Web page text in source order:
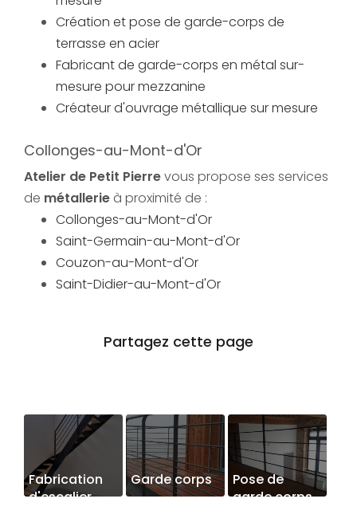
Création et pose de garde-corps de
terrasse en acier
Fabricant de garde-corps en métal sur-
mesure pour mezzanine
Créateur d'ouvrage métallique sur mesure
Collonges-au-Mont-d'Or
Atelier de Petit Pierrevous propose ses services
de métallerie à proximité de :
Collonges-au-Mont-d'Or
Saint-Germain-au-Mont-d'Or
Couzon-au-Mont-d'Or
Saint-Didier-au-Mont-d'Or
Fabrication
d'escalier
Garde corps
Pose de
garde corps